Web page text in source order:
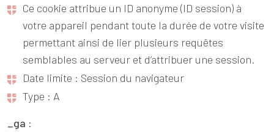
Ce cookie attribue un ID anonyme (ID session) à
votre appareil pendant toute la durée de votre visite
permettant ainsi de lier plusieurs requêtes
semblables au serveur et d’attribuer une session.
Date limite : Session du navigateur
Type : A
_ga :